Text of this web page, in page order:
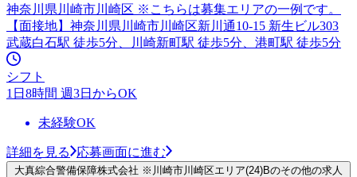
神奈川県川崎市川崎区 ※こちらは募集エリアの一例です。
【面接地】神奈川県川崎市川崎区新川通10-15 新生ビル303
武蔵白石駅 徒歩5分、川崎新町駅 徒歩5分、港町駅 徒歩5分
シフト
1日8時間 週3日からOK
未経験OK
詳細を見る 応募画面に進む
大真綜合警備保障株式会社 ※川崎市川崎区エリア(24)Bのその他の求人